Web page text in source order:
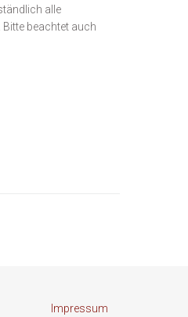
alle
beachtet auch
Impressum